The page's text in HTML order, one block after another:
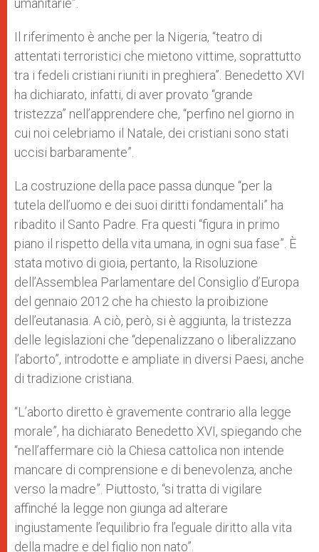
umanitarie”.
Il riferimento è anche per la Nigeria, “teatro di
attentati terroristici che mietono vittime, soprattutto
tra i fedeli cristiani riuniti in preghiera”. Benedetto XVI
ha dichiarato, infatti, di aver provato “grande
tristezza” nell’apprendere che, “perfino nel giorno in
cui noi celebriamo il Natale, dei cristiani sono stati
uccisi barbaramente”.
La costruzione della pace passa dunque “per la
tutela dell’uomo e dei suoi diritti fondamentali” ha
ribadito il Santo Padre. Fra questi “figura in primo
piano il rispetto della vita umana, in ogni sua fase”. È
stata motivo di gioia, pertanto, la Risoluzione
dell’Assemblea Parlamentare del Consiglio d’Europa
del gennaio 2012 che ha chiesto la proibizione
dell’eutanasia. A ciò, però, si è aggiunta, la tristezza
delle legislazioni che “depenalizzano o liberalizzano
l’aborto”, introdotte e ampliate in diversi Paesi, anche
di tradizione cristiana.
“L’aborto diretto è gravemente contrario alla legge
morale”, ha dichiarato Benedetto XVI, spiegando che
“nell’affermare ciò la Chiesa cattolica non intende
mancare di comprensione e di benevolenza, anche
verso la madre”. Piuttosto, “si tratta di vigilare
affinché la legge non giunga ad alterare
ingiustamente l’equilibrio fra l’eguale diritto alla vita
della madre e del figlio non nato”.